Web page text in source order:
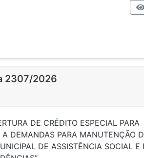
2307/2026
DE CRÉDITO ESPECIAL PARA
DEMANDAS PARA MANUTENÇÃO
DE ASSISTÊNCIA SOCIAL E